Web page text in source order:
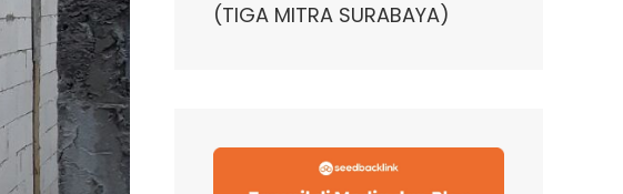
(TIGA MITRA SURABAYA)